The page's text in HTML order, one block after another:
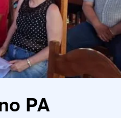
PA